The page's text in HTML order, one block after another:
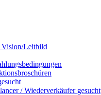
Leitbild
/ Wiederverkäufer gesucht